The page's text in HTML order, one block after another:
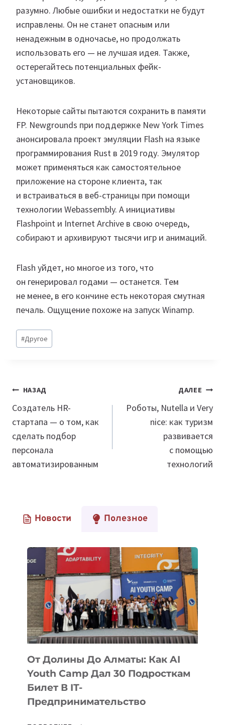
Некоторые сайты пытаются сохранить в памяти
FP. Newgrounds при поддержке New York Times
анонсировала проект эмуляции Flash на языке
программирования Rust в 2019 году. Эмулятор
может применяться как самостоятельное
приложение на стороне клиента, так
технологии Webassembly. А инициативы
Flashpoint и Internet Archive в свою очередь,
собирают и архивируют тысячи игр и анимаций.
Flash уйдет, но многое из того, что
он генерировал годами — останется. Тем
не менее, в его кончине есть некоторая смутная
печаль. Ощущение похоже на запуск Winamp.
Метки
#Другое
Навигация
по
записям
НАЗАД
Создатель HR-
сделать подбор
ДАЛЕЕ
Роботы, Nutella и Very
Новости
От Долины До Алматы: Как AI
Youth Camp Дал 30 Подросткам
Билет В IT-
Предпринимательство
ПОДРОБНЕЕОТ
ДОЛИНЫ
АЛМАТЫ:
КАК
AI
YOUTH